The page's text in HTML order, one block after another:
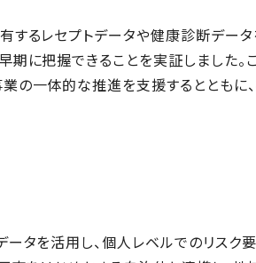
するレセプトデータや健康診断デー
期に把握できることを実証しました
の一体的な推進を支援するとともに
タを活用し、個人レベルでのリスク